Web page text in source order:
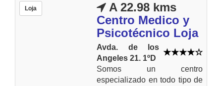
Loja
A 22.98 kms
Centro Medico y
Psicotécnico Loja
Avda. de los
Angeles 21. 1ºD
Somos un centro
especializado en todo tipo de